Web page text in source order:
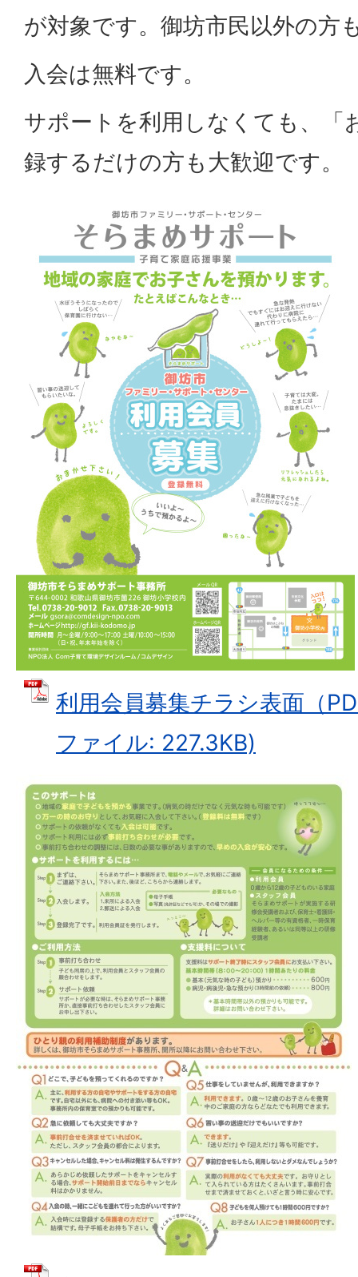
が対象です。御坊市民以外の方
入会は無料です。
サポートを利用しなくても、「
録するだけの方も大歓迎です。
利用会員募集チラシ表面（
ファイル: 227.3KB)